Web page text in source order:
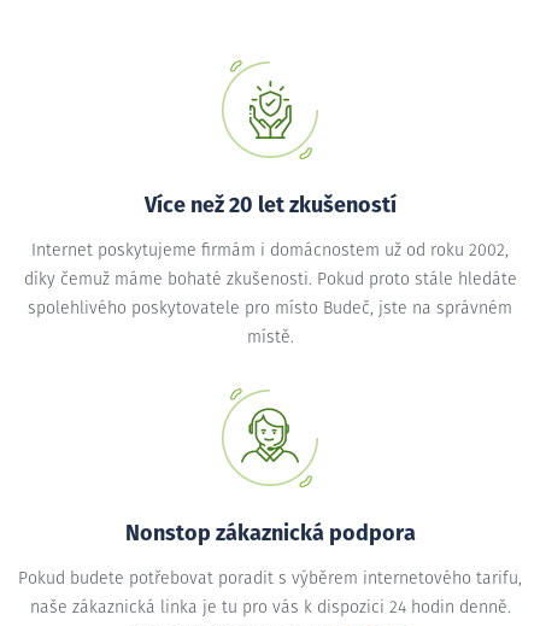
Více než 20 let zkušeností
Internet poskytujeme firmám i domácnostem už od roku 2002,
díky čemuž máme bohaté zkušenosti. Pokud proto stále hledáte
spolehlivého poskytovatele pro místo Budeč, jste na správném
místě.
Nonstop zákaznická podpora
Pokud budete potřebovat poradit s výběrem internetového tarifu,
naše zákaznická linka je tu pro vás k dispozici 24 hodin denně.